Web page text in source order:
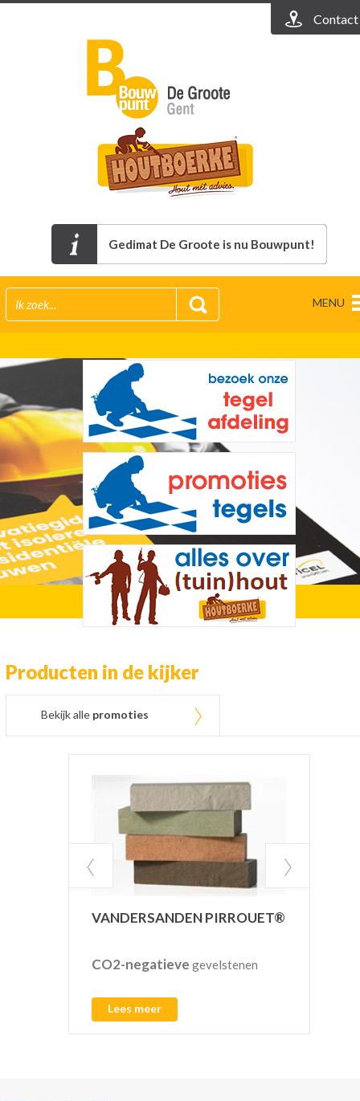
Contact
Gedimat De Groote is nu Bouwpunt!
MENU
Producten in de kijker
Bekijk alle promoties
VANDERSANDEN PIRROUET®
CO2-negatieve gevelstenen
Lees meer